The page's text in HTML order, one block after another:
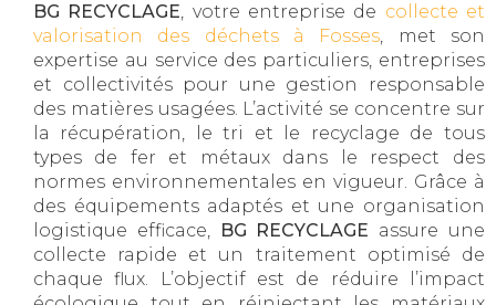
BG RECYCLAGE, votre entreprise de collecte et
valorisation des déchets à Fosses, met son
expertise au service des particuliers, entreprises
et collectivités pour une gestion responsable
des matières usagées. L’activité se concentre sur
la récupération, le tri et le recyclage de tous
types de fer et métaux dans le respect des
normes environnementales en vigueur. Grâce à
des équipements adaptés et une organisation
logistique efficace,
BG RECYCLAGE assure une
collecte rapide et un traitement optimisé de
chaque flux. L’objectif est de réduire l’impact